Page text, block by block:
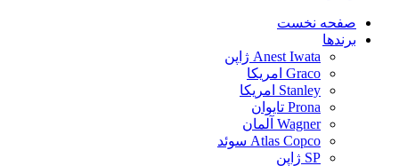
صفحه نخست
برندها
Anest Iwata ژاپن
Graco امریکا
Stanley امریکا
Prona تایوان
Wagner آلمان
Atlas Copco سوئد
SP ژاپن